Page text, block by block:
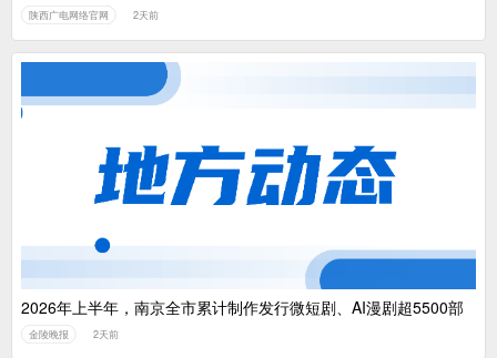
陕西广电网络官网 2天前
2026年上半年，南京全市累计制作发行微短剧、AI漫剧超5500部
金陵晚报 2天前